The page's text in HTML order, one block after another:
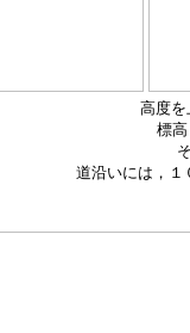
高度を
標
道沿いには，１